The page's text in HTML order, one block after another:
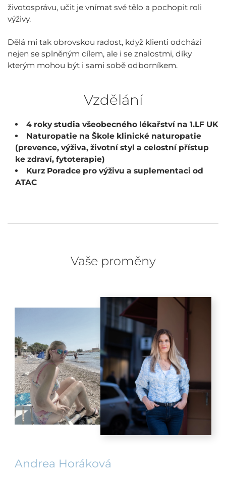
životosprávu, učit je vnímat své tělo a pochopit roli
výživy.
Dělá mi tak obrovskou radost, když klienti odchází
nejen se splněným cílem, ale i se znalostmi, díky
kterým mohou být i sami sobě odborníkem.
Vzdělání
4 roky studia všeobecného lékařství na 1.LF UK
Naturopatie na Škole klinické naturopatie
(prevence, výživa, životní styl a celostní přístup
ke zdraví, fytoterapie)
Kurz Poradce pro výživu a suplementaci od
ATAC
Vaše proměny
Andrea Horáková